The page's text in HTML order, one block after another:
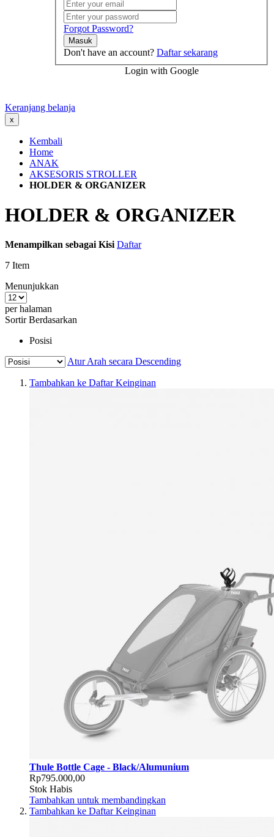
Forgot Password?
Masuk
Don't have an account? Daftar sekarang
Login with Google
Keranjang belanja
x
Kembali
Home
ANAK
AKSESORIS STROLLER
HOLDER & ORGANIZER
HOLDER & ORGANIZER
Menampilkan sebagai Kisi Daftar
7 Item
Menunjukkan
per halaman
Sortir Berdasarkan
Posisi
Atur Arah secara Descending
Tambahkan ke Daftar Keinginan
Thule Bottle Cage - Black/Alumunium
Rp795.000,00
Stok Habis
Tambahkan untuk membandingkan
Tambahkan ke Daftar Keinginan